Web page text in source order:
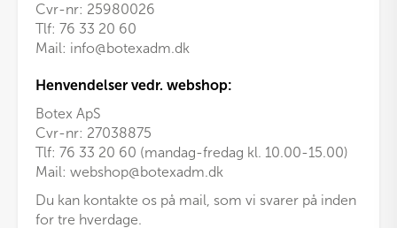
Cvr-nr: 25980026
Tlf: 76 33 20 60
Mail: info@botexadm.dk
Henvendelser vedr. webshop:
Botex ApS
Cvr-nr: 27038875
Tlf: 76 33 20 60 (mandag-fredag kl. 10.00-15.00)
Mail: webshop@botexadm.dk
Du kan kontakte os på mail, som vi svarer på inden
for tre hverdage.